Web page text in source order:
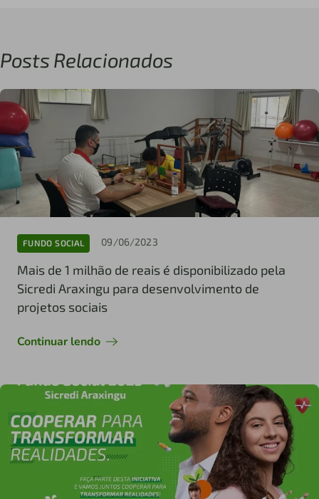
Posts Relacionados
FUNDO SOCIAL 09/06/2023
Mais de 1 milhão de reais é disponibilizado pela
Sicredi Araxingu para desenvolvimento de
projetos sociais
Continuar lendo